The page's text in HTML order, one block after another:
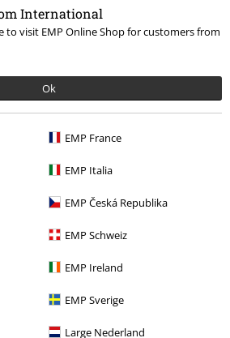
International
to visit EMP Online Shop for customers from
Ok
EMP France
EMP Italia
EMP Česká Republika
EMP Schweiz
EMP Ireland
EMP Sverige
Large Nederland
€